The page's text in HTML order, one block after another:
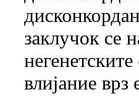
заклучок се
влијание врз